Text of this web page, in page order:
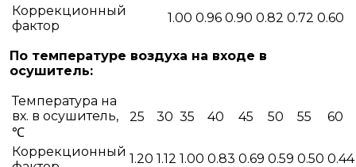
Коррекционный
фактор
1.00 0.96 0.90 0.82 0.72 0.60
По температуре воздуха на входе в
осушитель:
Температура на
вх. в осушитель,
℃
25 30 35 40 45 50 55 60
Коррекционный 1.20 1.12 1.00 0.83 0.69 0.59 0.50 0.44